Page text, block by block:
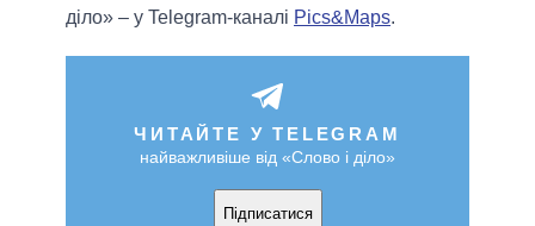
діло» – у Telegram-каналі Pics&Maps.
ЧИТАЙТЕ У TELEGRAM
найважливіше від «Слово і діло»
Підписатися